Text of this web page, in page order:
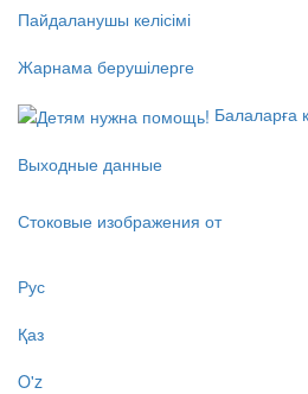
Пайдаланушы келісімі
Жарнама берушілерге
Балаларға
Выходные данные
Стоковые изображения от
Рус
Қаз
O'z